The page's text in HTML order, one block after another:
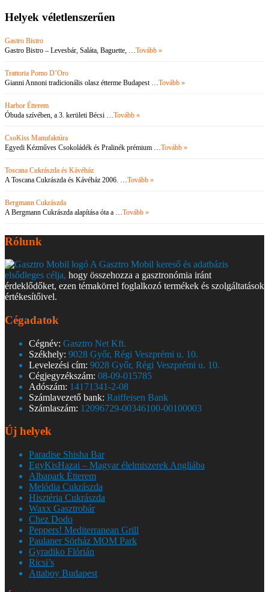
Helyek véletlenszerűen
Gastro Bistro
Gastro Bistro – Levesbár, Saláta, Baguette, …Tovább »
Trattoria Pomo D’Oro
Gianni Annoni tradicionális olasz étterme Budapest …Tovább »
Harbor Étterem
Óbuda szívében, a 3. kerületi Bécsi …Tovább »
CsoKiss Manufaktúra
Egyedi Kézműves Csokoládék és Pralinék prémium …Tovább »
Toscana Cukrászda és Kávéház
A Toscana Cukrászda és Kávéház 2006. …Tovább »
Bergmann Cukrászda
A Bergmann Cukrászda alapítása óta a …Tovább »
Rólunk
A Gasztro Mobil kereső és adatbázis
elsődleges célja, hogy összehozza a gasztronómia iránt
érdeklődőket, ezen témakörrel foglalkozó termékek és szolgáltatások
értékesítőivel.
Cégadatok
Cégnév: Gasztro Net Kft.
Székhely: 9028 Győr, Régi Veszprémi u. 10.
Levelezési cím: 9028 Győr, Régi Veszprémi u. 10.
Cégjegyzékszám: 08-09-015785
Adószám: 14171341-2-08
Számlavezető bank: Raiffeisen Bank
Számlaszám: 12096729-00346100-00100003
Új helyek
Paradise Shisha Bar
EgyKisHazai – Magyar élelmiszerek Angliába
Albapark Étterem
Melódia Cukrászda
Hisztéria Cukrászda
Waxx Gasztrobár
Chez Dodo
Peppers! Mediterranean Grill
Paulaner Sörház MOM Park
Gyradiko Flórián
Ricsi’s
Attaboy Budapest